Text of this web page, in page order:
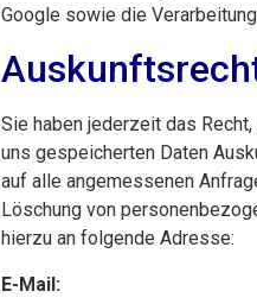
Google sowie die
Sie haben jederzeit das
uns gespeicherten Daten
auf alle angemessenen
Löschung von
hierzu an folgende Adresse:
E-Mail: